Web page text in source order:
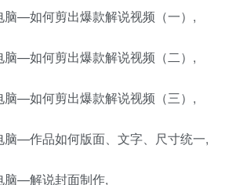
脑—如何剪出爆款解说视频（一）,
脑—如何剪出爆款解说视频（二）,
脑—如何剪出爆款解说视频（三）,
脑—作品如何版面、文字、尺寸统一,
脑—解说封面制作,